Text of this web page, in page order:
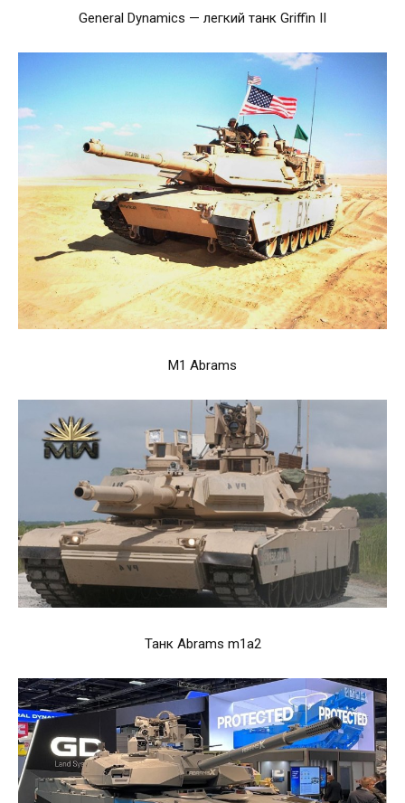
General Dynamics — легкий танк Griffin II
M1 Abrams
Танк Abrams m1a2